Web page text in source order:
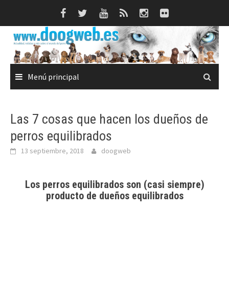
Menú principal
Las 7 cosas que hacen los dueños de
perros equilibrados
13 septiembre, 2018 doogweb
Los perros equilibrados son (casi siempre)
producto de dueños equilibrados